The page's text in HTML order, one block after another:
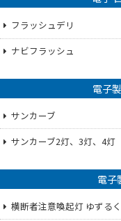
フラッシュデリ
ナビフラッシュ
電子
サンカーブ
サンカーブ2灯、3灯、4灯
電
横断者注意喚起灯 ゆずる